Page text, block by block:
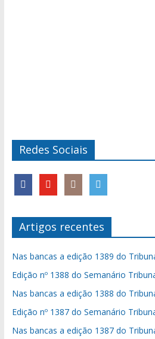
Redes Sociais
Artigos recentes
Nas bancas a edição 1389 do
Edição nº 1388 do Semanário
Nas bancas a edição 1388 do
Edição nº 1387 do Semanário
Nas bancas a edição 1387 do